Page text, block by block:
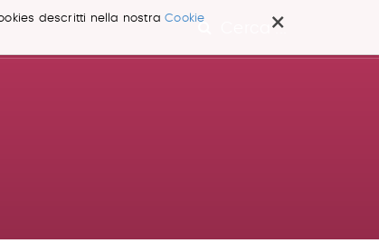
×
descritti nella nostraCookie
Cerca ...